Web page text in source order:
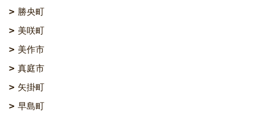
勝央町
美咲町
美作市
真庭市
矢掛町
早島町